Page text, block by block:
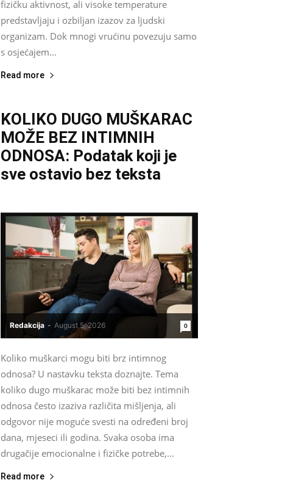
fizičku aktivnost, ali visoke temperature
predstavljaju i ozbiljan izazov za ljudski
organizam. Dok mnogi vrućinu povezuju samo
s osjećajem...
Read more
KOLIKO DUGO MUŠKARAC
MOŽE BEZ INTIMNIH
ODNOSA: Podatak koji je
sve ostavio bez teksta
Redakcija - August 5, 2026 0
Koliko muškarci mogu biti brz intimnog
odnosa? U nastavku teksta doznajte. Tema
koliko dugo muškarac može biti bez intimnih
odnosa često izaziva različita mišljenja, ali
odgovor nije moguće svesti na određeni broj
dana, mjeseci ili godina. Svaka osoba ima
drugačije emocionalne i fizičke potrebe,...
Read more